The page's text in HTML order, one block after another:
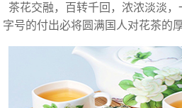
茶花交融，百转千回，浓浓淡淡
字号的付出必将圆满国人对花茶